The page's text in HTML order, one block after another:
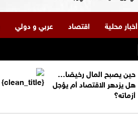
أخبار محلية اقتصاد عربي و دولي
حين يصبح المال رخيصًا…
هل يزدهر الاقتصاد أم يؤجل
أزماته؟